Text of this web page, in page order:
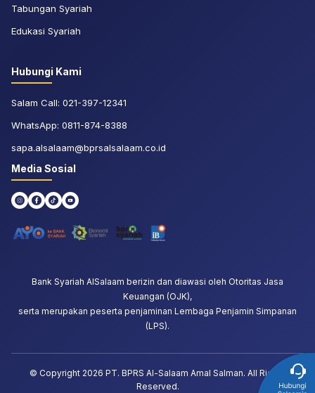
Tabungan Syariah
Edukasi Syariah
Hubungi Kami
Salam Call: 021-397-12341
WhatsApp: 0811-874-8388
sapa.alsalaam@bprsalsalaam.co.id
Media Sosial
Bank Syariah AlSalaam berizin dan diawasi oleh Otoritas Jasa
Keuangan (OJK),
serta merupakan peserta penjaminan Lembaga Penjamin Simpanan
(LPS).
© Copyright 2026 PT. BPRS Al-Salaam Amal Salman. All Rights
Reserved.